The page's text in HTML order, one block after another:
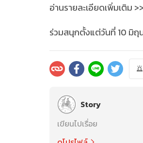
อ่านรายละเอียดเพิ่มเติม >>
ร่วมสนุกตั้งแต่วันที่ 10 มิถุ
Story
เขียนไปเรื่อย